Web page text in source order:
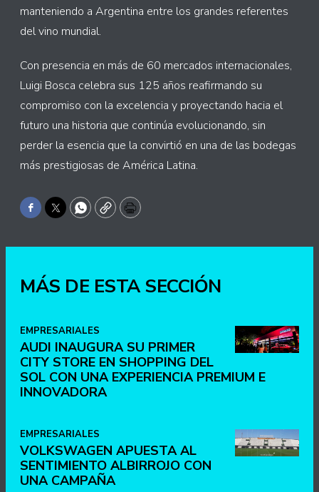
manteniendo a Argentina entre los grandes referentes
del vino mundial.
Con presencia en más de 60 mercados internacionales,
Luigi Bosca celebra sus 125 años reafirmando su
compromiso con la excelencia y proyectando hacia el
futuro una historia que continúa evolucionando, sin
perder la esencia que la convirtió en una de las bodegas
más prestigiosas de América Latina.
Facebook
TwitterWhatsApp
CopyPrint
MÁS DE ESTA SECCIÓN
EMPRESARIALES
AUDI INAUGURA SU PRIMER
CITY STORE EN SHOPPING DEL
SOL CON UNA EXPERIENCIA PREMIUM E
INNOVADORA
EMPRESARIALES
VOLKSWAGEN APUESTA AL
SENTIMIENTO ALBIRROJO CON
UNA CAMPAÑA